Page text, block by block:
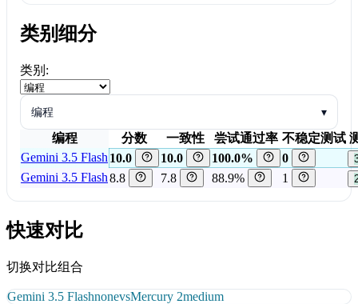
类别细分
类别:
编程 ▾
编程 分数 一致性 尝试通过率 不稳定测试
Gemini 3.5 Flash 10.0 10.0 100.0% 0
Gemini 3.5 Flash8.8 7.8 88.9% 1
快速对比
切换对比组合
Gemini 3.5 FlashnonevsMercury 2medium